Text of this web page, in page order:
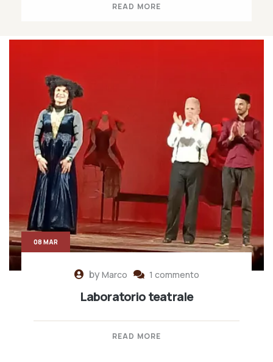
READ MORE
byMarco 1 commento
Laboratorio teatrale
READ MORE
08 MAR